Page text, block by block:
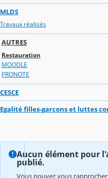
MLDS
Travaux réalisés
AUTRES
Restauration
MOODLE
PRONOTE
CESCE
Egalité filles-garçons et luttes
Aucun élément pour
publié.
Vous pouvez vous